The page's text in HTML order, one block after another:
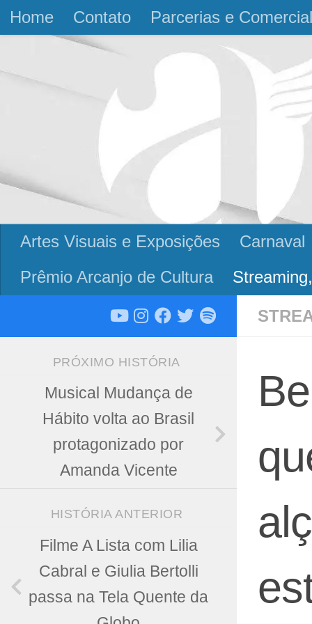
Skip to content
Home Contato Parcerias e Comercial
Artes Visuais e Exposições Carnaval
Prêmio Arcanjo de Cultura
PRÓXIMO HISTÓRIA
Musical Mudança de
Hábito volta ao Brasil
protagonizado por
Amanda Vicente
HISTÓRIA ANTERIOR
Filme A Lista com Lilia
Cabral e Giulia Bertolli
passa na Tela Quente da